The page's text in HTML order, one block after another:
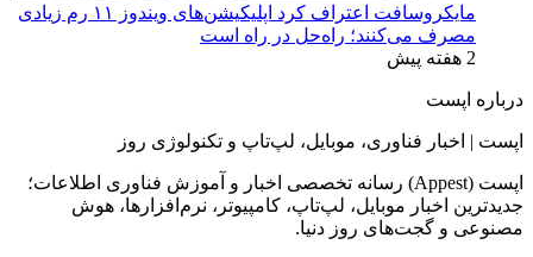
مایکروسافت اعتراف کرد اپلیکیشن‌های ویندوز ۱۱ رم زیادی
مصرف می‌کنند؛ راه‌حل در راه است
2 هفته پیش
درباره اپست
اپست | اخبار فناوری، موبایل، لپ‌تاپ و تکنولوژی روز
اپست (Appest) رسانه تخصصی اخبار و آموزش فناوری اطلاعات؛
جدیدترین اخبار موبایل، لپ‌تاپ، کامپیوتر، نرم‌افزارها، هوش
مصنوعی و گجت‌های روز دنیا.